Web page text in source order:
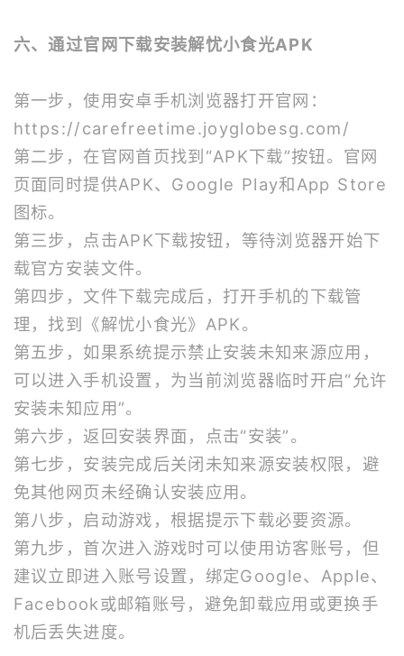
六、通过官网下载安装解忧小食光APK
第一步，使用安卓手机浏览器打开官网：
https://carefreetime.joyglobesg.com/
第二步，在官网首页找到“APK下载”按钮。官网
页面同时提供APK、Google Play和App Store
图标。
第三步，点击APK下载按钮，等待浏览器开始下
载官方安装文件。
第四步，文件下载完成后，打开手机的下载管
理，找到《解忧小食光》APK。
第五步，如果系统提示禁止安装未知来源应用，
可以进入手机设置，为当前浏览器临时开启“允许
安装未知应用”。
第六步，返回安装界面，点击“安装”。
第七步，安装完成后关闭未知来源安装权限，避
免其他网页未经确认安装应用。
第八步，启动游戏，根据提示下载必要资源。
第九步，首次进入游戏时可以使用访客账号，但
建议立即进入账号设置，绑定Google、Apple、
Facebook或邮箱账号，避免卸载应用或更换手
机后丢失进度。